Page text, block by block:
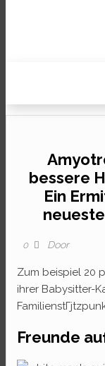
bessere
Ein
0 Door
Zum beispiel 20
ihrer Babysitter-
Freunde